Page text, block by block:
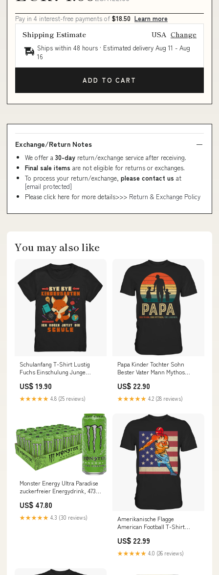
Pay in 4 interest-free payments of $18.50 Learn more
Shipping Estimate USA Change
Ships within 48 hours · Estimated delivery Aug 11 - Aug
16
ADD TO CART
Exchange/Return Notes
We offer a 30-day return/exchange service after receiving.
Final sale items are not eligible for returns or exchanges.
To process your return/exchange, please contact us at
[email protected]
Please click here for more details>>> Return & Exchange Policy
You may also like
Schulanfang T-Shirt Lustig
Fuchs Einschulung Junge
Rentner
US$ 19.90
★★★★★ 4.8 (25 reviews)
Papa Kinder Tochter Sohn
Bester Vater Mann Mythos
US$ 22.90
★★★★★ 4.2 (28 reviews)
Monster Energy Ultra Paradise
zuckerfreier Energydrink, 473
Tomatensauce
US$ 47.80
★★★★★ 4.3 (30 reviews)
Amerikanische Flagge
American Football T-Shirt
US$ 22.99
★★★★★ 4.0 (26 reviews)